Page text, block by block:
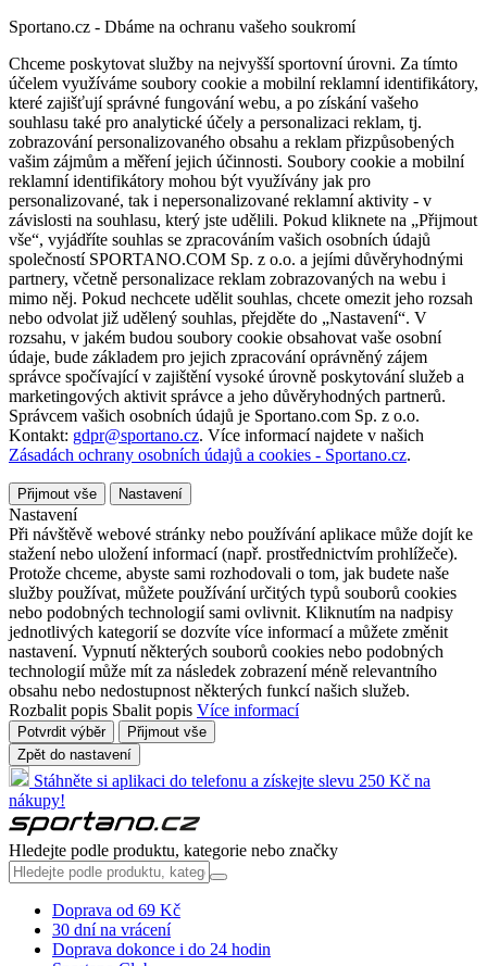
Sportano.cz - Dbáme na ochranu vašeho soukromí
Chceme poskytovat služby na nejvyšší sportovní úrovni. Za tímto
účelem využíváme soubory cookie a mobilní reklamní identifikátory,
které zajišťují správné fungování webu, a po získání vašeho
souhlasu také pro analytické účely a personalizaci reklam, tj.
zobrazování personalizovaného obsahu a reklam přizpůsobených
vašim zájmům a měření jejich účinnosti. Soubory cookie a mobilní
reklamní identifikátory mohou být využívány jak pro
personalizované, tak i nepersonalizované reklamní aktivity - v
závislosti na souhlasu, který jste udělili. Pokud kliknete na „Přijmout
vše“, vyjádříte souhlas se zpracováním vašich osobních údajů
společností SPORTANO.COM Sp. z o.o. a jejími důvěryhodnými
partnery, včetně personalizace reklam zobrazovaných na webu i
mimo něj. Pokud nechcete udělit souhlas, chcete omezit jeho rozsah
nebo odvolat již udělený souhlas, přejděte do „Nastavení“. V
rozsahu, v jakém budou soubory cookie obsahovat vaše osobní
údaje, bude základem pro jejich zpracování oprávněný zájem
správce spočívající v zajištění vysoké úrovně poskytování služeb a
marketingových aktivit správce a jeho důvěryhodných partnerů.
Správcem vašich osobních údajů je Sportano.com Sp. z o.o.
Kontakt: gdpr@sportano.cz. Více informací najdete v našich
Zásadách ochrany osobních údajů a cookies - Sportano.cz.
Přijmout vše Nastavení
Nastavení
Při návštěvě webové stránky nebo používání aplikace může dojít ke
stažení nebo uložení informací (např. prostřednictvím prohlížeče).
Protože chceme, abyste sami rozhodovali o tom, jak budete naše
služby používat, můžete používání určitých typů souborů cookies
nebo podobných technologií sami ovlivnit. Kliknutím na nadpisy
jednotlivých kategorií se dozvíte více informací a můžete změnit
nastavení. Vypnutí některých souborů cookies nebo podobných
technologií může mít za následek zobrazení méně relevantního
obsahu nebo nedostupnost některých funkcí našich služeb.
Rozbalit popis Sbalit popis Více informací
Potvrdit výběr
Přijmout vše
Zpět do nastavení
Stáhněte si aplikaci do telefonu a získejte slevu 250 Kč na
nákupy!
Hledejte podle produktu, kategorie nebo značky
Doprava od 69 Kč
30 dní na vrácení
Doprava dokonce i do 24 hodin